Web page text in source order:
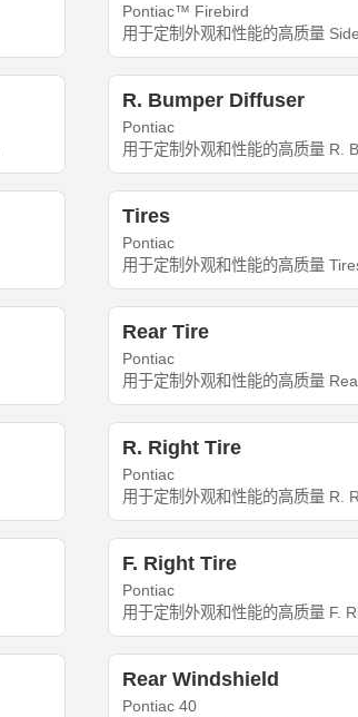
Pontiac™ Firebird
用于定制外观和性能的高质量 Side
R. Bumper Diffuser
Pontiac
用于定制外观和性能的高质量 R.
Tires
Pontiac
用于定制外观和性能的高质量
Rear Tire
Pontiac
用于定制外观和性能的高质量
R. Right Tire
Pontiac
用于定制外观和性能的高质量 R.
F. Right Tire
Pontiac
用于定制外观和性能的高质量 F.
Rear Windshield
Pontiac 40